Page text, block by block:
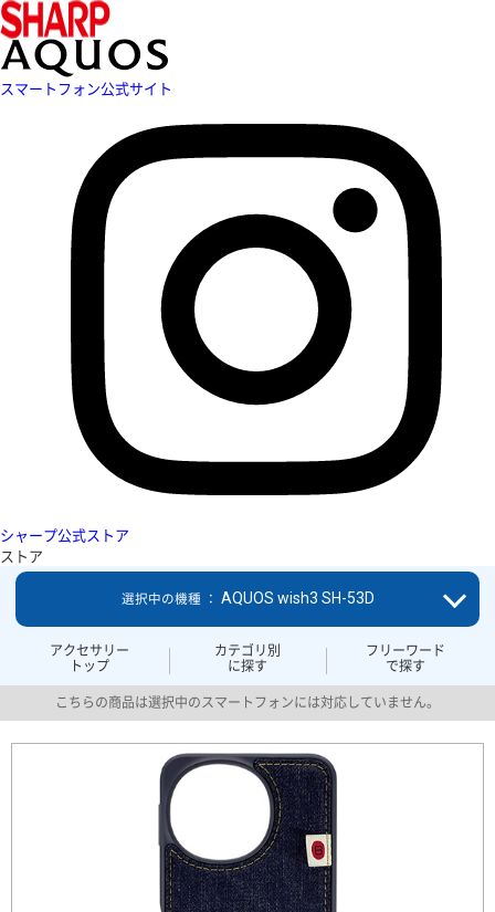
スマートフォン公式サイト
シャープ公式ストア
ストア
アクセサリー
トップ
カテゴリ別
に探す
フリーワード
で探す
選択中の機種 ： AQUOS wish3 SH-53D
こちらの商品は選択中のスマートフォンには対応していません。